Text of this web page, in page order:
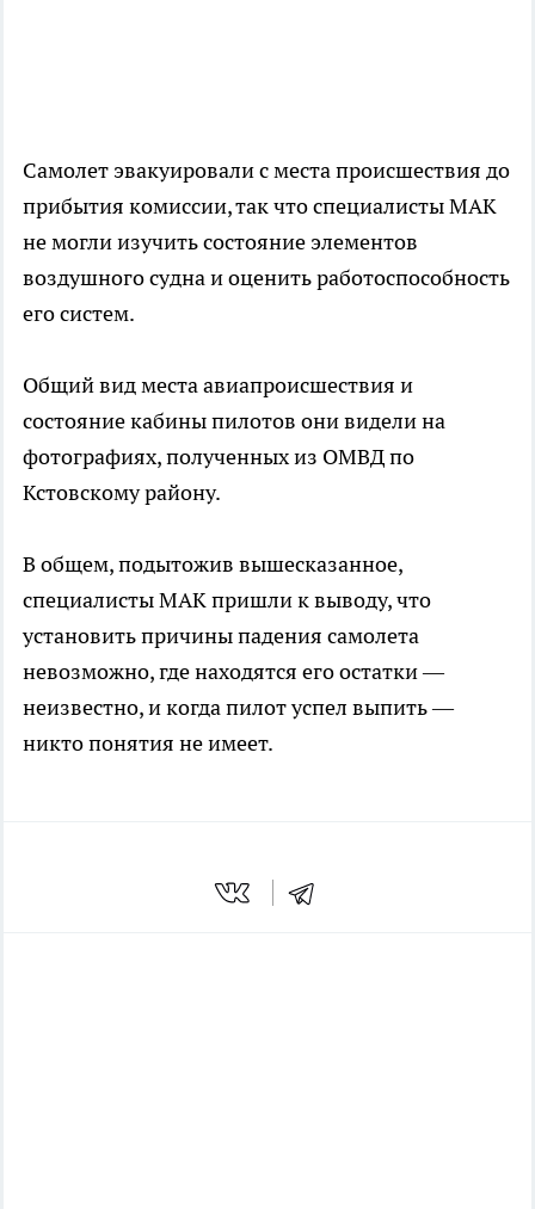
Самолет эвакуировали с места происшествия до
прибытия комиссии, так что специалисты МАК
не могли изучить состояние элементов
воздушного судна и оценить работоспособность
его систем.
Общий вид места авиапроисшествия и
состояние кабины пилотов они видели на
фотографиях, полученных из ОМВД по
Кстовскому району.
В общем, подытожив вышесказанное,
специалисты МАК пришли к выводу, что
установить причины падения самолета
невозможно, где находятся его остатки —
неизвестно, и когда пилот успел выпить —
никто понятия не имеет.